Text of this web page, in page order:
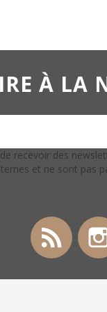
À LA
recevoir des
et ne sont pas
Rss